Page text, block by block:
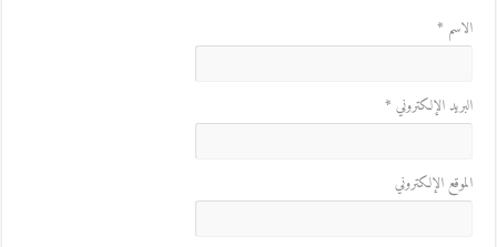
الاسم *
البريد الإلكتروني *
الموقع الإلكتروني